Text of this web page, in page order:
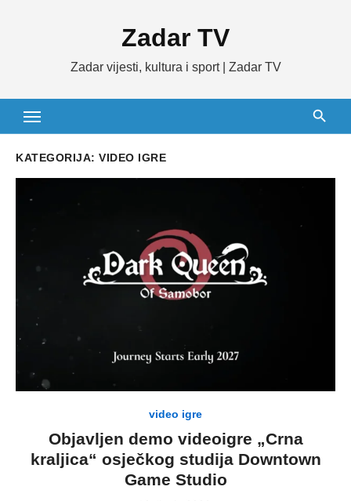
Zadar TV
Zadar vijesti, kultura i sport | Zadar TV
KATEGORIJA: VIDEO IGRE
video igre
Objavljen demo videoigre „Crna
kraljica“ osječkog studija Downtown
Game Studio